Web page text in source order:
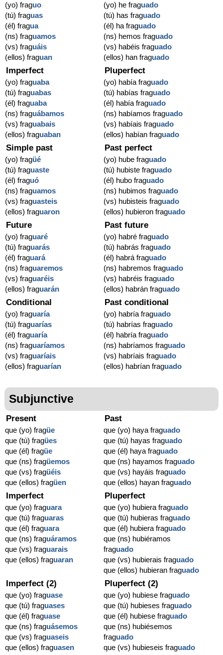
(yo) fraguo
(tú) fraguas
(él) fragua
(ns) fraguamos
(vs) fraguáis
(ellos) fraguan
(yo) he fraguado
(tú) has fraguado
(él) ha fraguado
(ns) hemos fraguado
(vs) habéis fraguado
(ellos) han fraguado
Imperfect
(yo) fraguaba
(tú) fraguabas
(él) fraguaba
(ns) fraguábamos
(vs) fraguabais
(ellos) fraguaban
Pluperfect
(yo) había fraguado
(tú) habías fraguado
(él) había fraguado
(ns) habíamos fraguado
(vs) habíais fraguado
(ellos) habían fraguado
Simple past
(yo) fragüé
(tú) fraguaste
(él) fraguó
(ns) fraguamos
(vs) fraguasteis
(ellos) fraguaron
Past perfect
(yo) hube fraguado
(tú) hubiste fraguado
(él) hubo fraguado
(ns) hubimos fraguado
(vs) hubisteis fraguado
(ellos) hubieron fraguado
Future
(yo) fraguaré
(tú) fraguarás
(él) fraguará
(ns) fraguaremos
(vs) fraguaréis
(ellos) fraguarán
Past future
(yo) habré fraguado
(tú) habrás fraguado
(él) habrá fraguado
(ns) habremos fraguado
(vs) habréis fraguado
(ellos) habrán fraguado
Conditional
(yo) fraguaría
(tú) fraguarías
(él) fraguaría
(ns) fraguaríamos
(vs) fraguaríais
(ellos) fraguarían
Past conditional
(yo) habría fraguado
(tú) habrías fraguado
(él) habría fraguado
(ns) habríamos fraguado
(vs) habríais fraguado
(ellos) habrían fraguado
Subjunctive
Present
que (yo) fragüe
que (tú) fragües
que (él) fragüe
que (ns) fragüemos
que (vs) fragüéis
que (ellos) fragüen
Past
que (yo) haya fraguado
que (tú) hayas fraguado
que (él) haya fraguado
que (ns) hayamos fraguado
que (vs) hayáis fraguado
que (ellos) hayan fraguado
Imperfect
que (yo) fraguara
que (tú) fraguaras
que (él) fraguara
que (ns) fraguáramos
que (vs) fraguarais
que (ellos) fraguaran
Pluperfect
que (yo) hubiera fraguado
que (tú) hubieras fraguado
que (él) hubiera fraguado
que (ns) hubiéramos
fraguado
que (vs) hubierais fraguado
que (ellos) hubieran fraguado
Imperfect (2)
que (yo) fraguase
que (tú) fraguases
que (él) fraguase
que (ns) fraguásemos
que (vs) fraguaseis
que (ellos) fraguasen
Pluperfect (2)
que (yo) hubiese fraguado
que (tú) hubieses fraguado
que (él) hubiese fraguado
que (ns) hubiésemos
fraguado
que (vs) hubieseis fraguado